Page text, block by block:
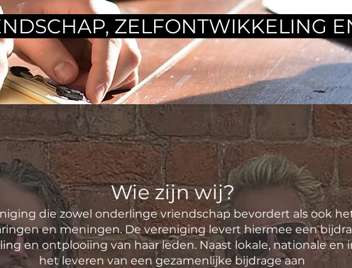
ZELFONTWIKKELING
die zowel onderlinge vriendschap bevordert als ook
en meningen. De vereniging levert hiermee een
en ontplooiing van haar leden. Naast lokale, nationale en
het leveren van een gezamenlijke bijdrage aan
Wie zijn wij?